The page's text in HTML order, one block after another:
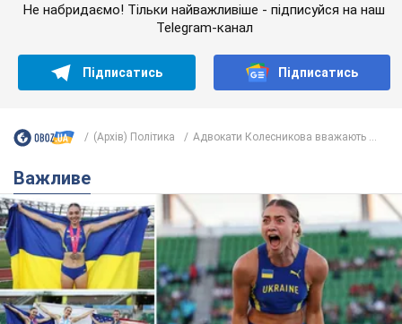
Не набридаємо! Тільки найважливіше - підписуйся на наш
Telegram-канал
Підписатись Підписатись
(Архів) Політика Адвокати Колесникова вважають ...
Важливе